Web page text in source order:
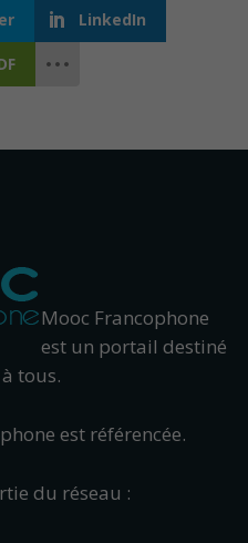
LinkedIn
Mooc Francophone
est un portail destiné
tous.
est référencée.
du réseau :